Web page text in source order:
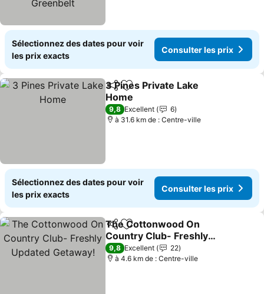
Sélectionnez des dates pour voir
les prix exacts
Consulter les prix
PartagerAjouter à mes favoris
3 Pines Private Lake
Home
Consulter les prix
9,8 Excellent
6
à 31.6 km de : Centre-ville
Sélectionnez des dates pour voir
les prix exacts
Consulter les prix
PartagerAjouter à mes favoris
The Cottonwood On
Country Club- Freshly
Updated Getaway!
Consulter les prix
9,8 Excellent
22
à 4.6 km de : Centre-ville